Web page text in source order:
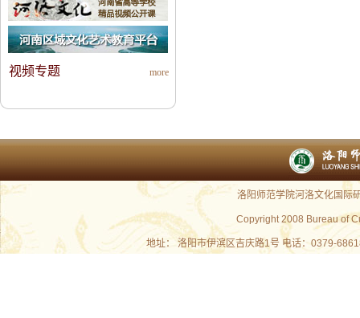
more
视频专题
洛阳师范学院河洛文化国
Copyright 2008 Bureau of
地址： 洛阳市伊滨区吉庆路1号 电话：0379-